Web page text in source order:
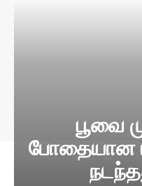
பூவை
போதையான